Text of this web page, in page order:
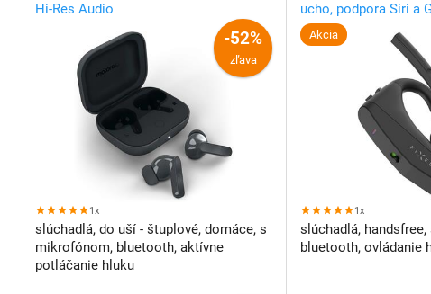
Hi-Res Audio
-52%
zľava
1x
slúchadlá, do uší - štuplové, domáce, s
mikrofónom, bluetooth, aktívne
potláčanie hluku
ucho, podpora Siri a
Akcia
1x
slúchadlá,
bluetooth, ovládanie